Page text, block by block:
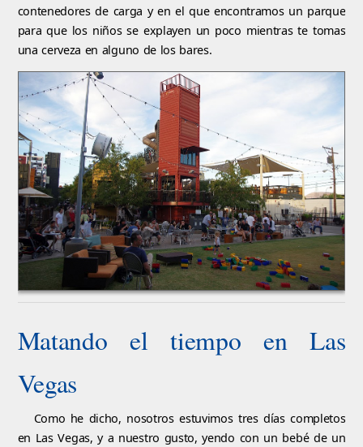
contenedores de carga y en el que encontramos un parque
para que los niños se explayen un poco mientras te tomas
una cerveza en alguno de los bares.
Matando el tiempo en Las
Vegas
Como he dicho, nosotros estuvimos tres días completos
en Las Vegas, y a nuestro gusto, yendo con un bebé de un